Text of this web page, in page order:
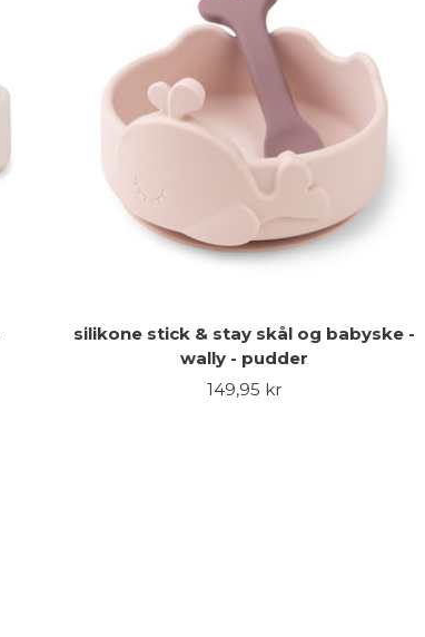
silikone stick & stay skål og babyske -
wally - pudder
Udsalgspris
149,95 kr